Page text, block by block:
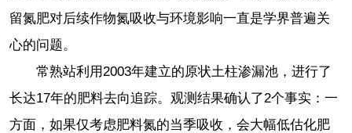
留氮肥对后续作物氮吸收与环境影响一直是学界普遍关
心的问题。
常熟站利用2003年建立的原状土柱渗漏池，进行了
长达17年的肥料去向追踪。观测结果确认了2个事实：一
方面，如果仅考虑肥料氮的当季吸收，会大幅低估化肥